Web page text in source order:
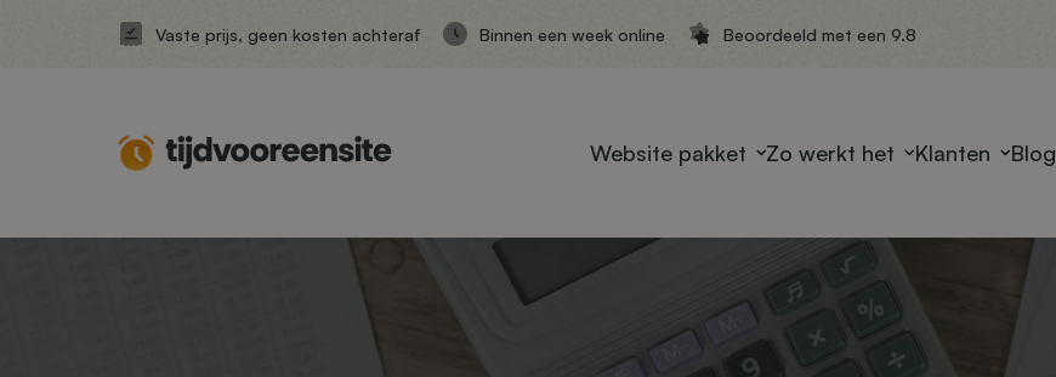
Vaste prijs, geen kosten achteraf Binnen een week online Beoordeeld met een 9.8
Website pakket Zo werkt het Klanten Blog